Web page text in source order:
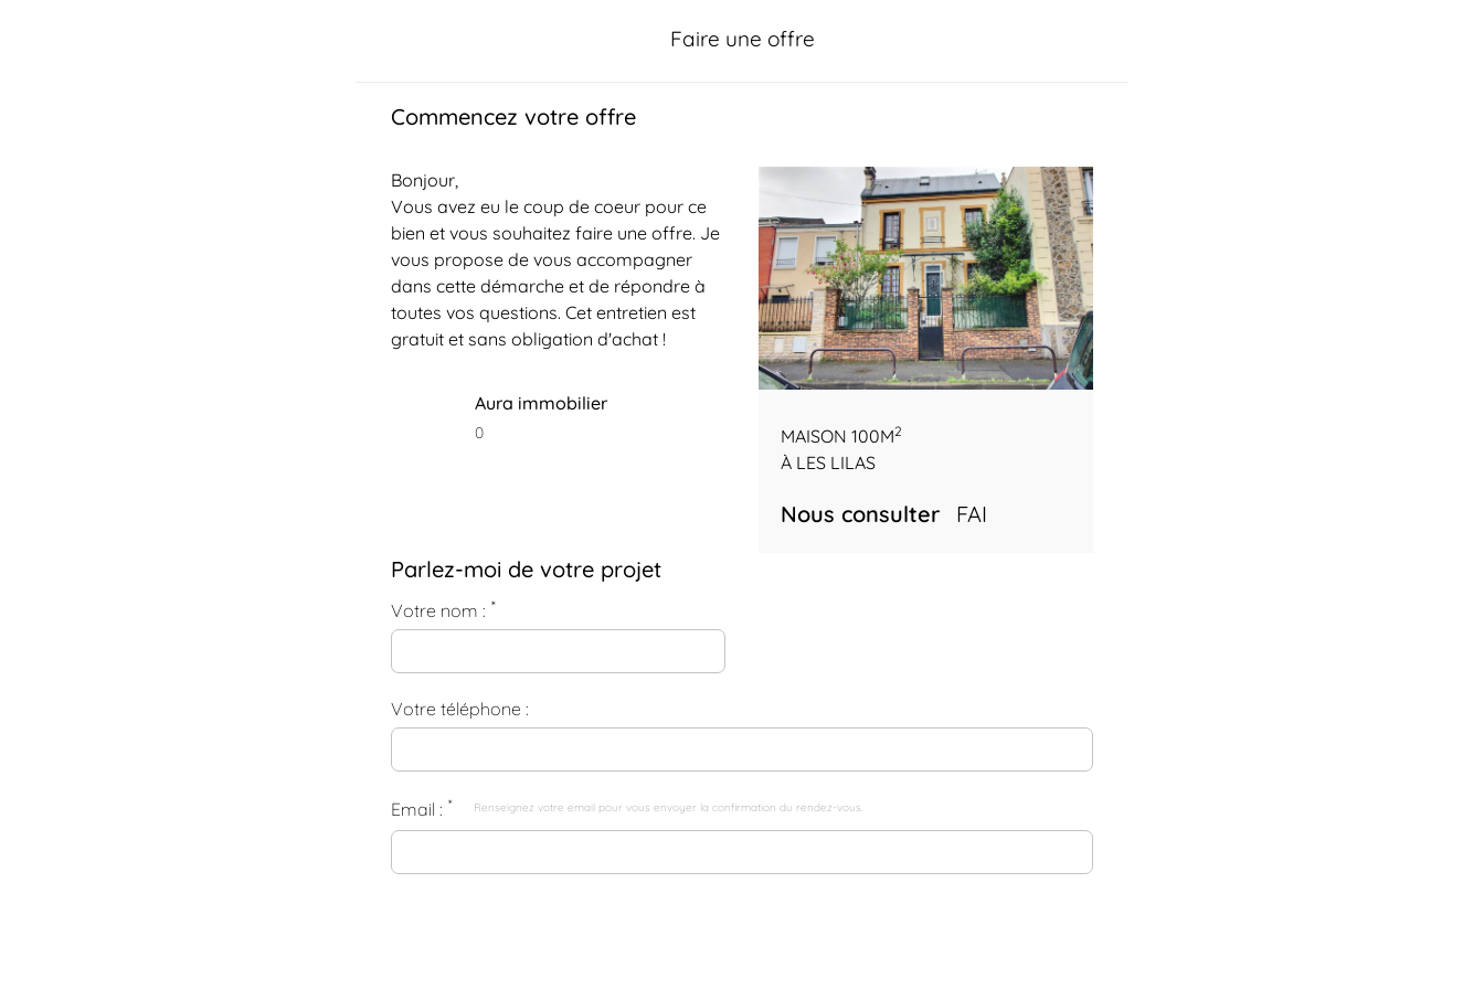
Faire une offre
Commencez votre offre
Bonjour,
Vous avez eu le coup de coeur pour ce
bien et vous souhaitez faire une offre. Je
vous propose de vous accompagner
dans cette démarche et de répondre à
toutes vos questions. Cet entretien est
gratuit et sans obligation d'achat !
Aura immobilier
0 MAISON 100M2
À LES LILAS
Nous consulter
FAI
Parlez-moi de votre projet
Votre nom : *
Votre téléphone :
Email : * Renseignez votre email pour vous envoyer la confirmation du rendez-vous.